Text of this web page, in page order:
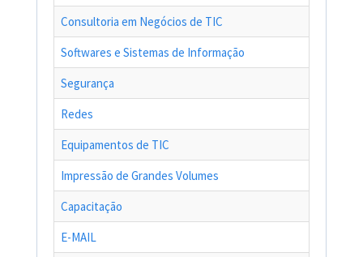
Consultoria em Negócios de TIC
Softwares e Sistemas de Informação
Segurança
Redes
Equipamentos de TIC
Impressão de Grandes Volumes
Capacitação
E-MAIL